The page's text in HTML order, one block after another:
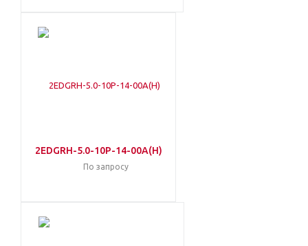
2EDGRH-5.0-10P-14-00A(H)
По запросу